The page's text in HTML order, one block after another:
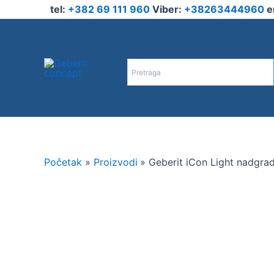
tel: +382 69 111 960 Viber: +38263444960
Početak Proizvodi Geberit iCon Light